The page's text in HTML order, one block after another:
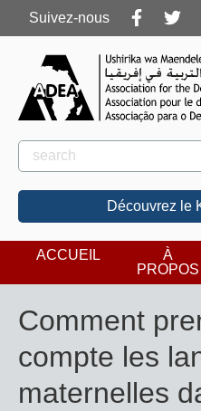
Follow
us
Suivez-nous
Rechercher
Rechercher
Découvrez le
ACCUEIL
À
PROPOS
Comment
compte les
maternelles